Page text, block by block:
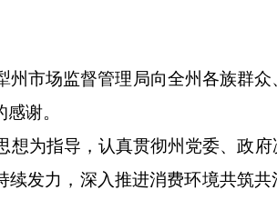
州市场监督管理 局向全州各族群
感谢。
想为指导，认真贯彻州党委、政
发力，深入推进消费环境共筑共